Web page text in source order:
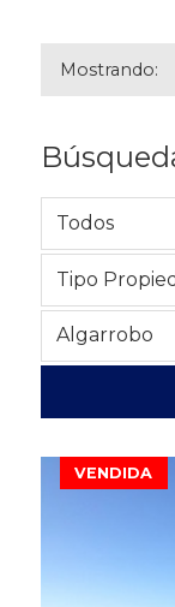
Mostrando:
Todos
Tipo
Algarrobo
VENDIDA